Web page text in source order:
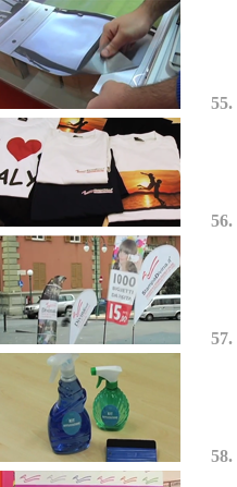
56.
57.